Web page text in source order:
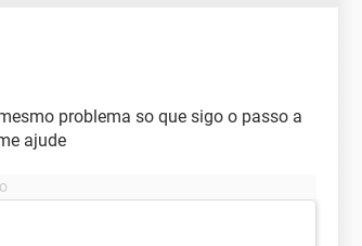
problema so que sigo o passo a
ajude